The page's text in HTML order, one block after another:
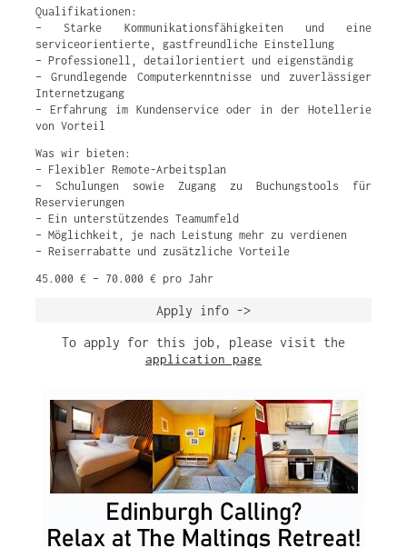
Qualifikationen:
– Starke Kommunikationsfähigkeiten und eine
serviceorientierte, gastfreundliche Einstellung
– Professionell, detailorientiert und eigenständig
– Grundlegende Computerkenntnisse und zuverlässiger
Internetzugang
– Erfahrung im Kundenservice oder in der Hotellerie
von Vorteil
Was wir bieten:
– Flexibler Remote-Arbeitsplan
– Schulungen sowie Zugang zu Buchungstools für
Reservierungen
– Ein unterstützendes Teamumfeld
– Möglichkeit, je nach Leistung mehr zu verdienen
– Reiserrabatte und zusätzliche Vorteile
45.000 € – 70.000 € pro Jahr
Apply info ->
To apply for this job, please visit the
application page